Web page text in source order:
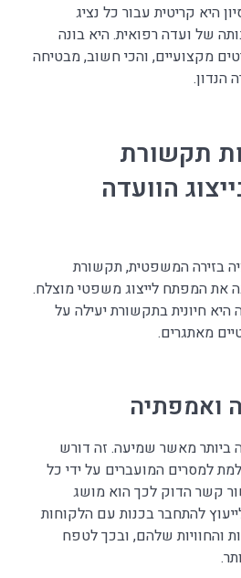
היא קריטית עבור כל נציג
של ועדה רפואית. היא בונה
מקצועיים, והכי חשוב, מבטיחה
הנדון.
תקשורת
הוועדה
בזירה המשפטית, תקשורת
את המפתח לייצוג משפטי מוצלח.
היא חיונית בתקשורת יעילה על
מאתגרים.
ואמפתיה
ביותר מאשר שמיעה. זה דורש
למסרים המועברים על ידי כל
קשר הדוק לכך הוא מושג
להתחבר בכנות עם הלקוחות
והחוויות שלהם, ובכך לטפח